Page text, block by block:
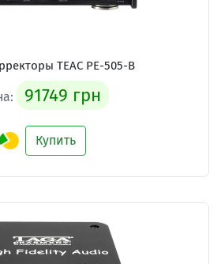
TEAC PE-505-B
91749 грн
Купить